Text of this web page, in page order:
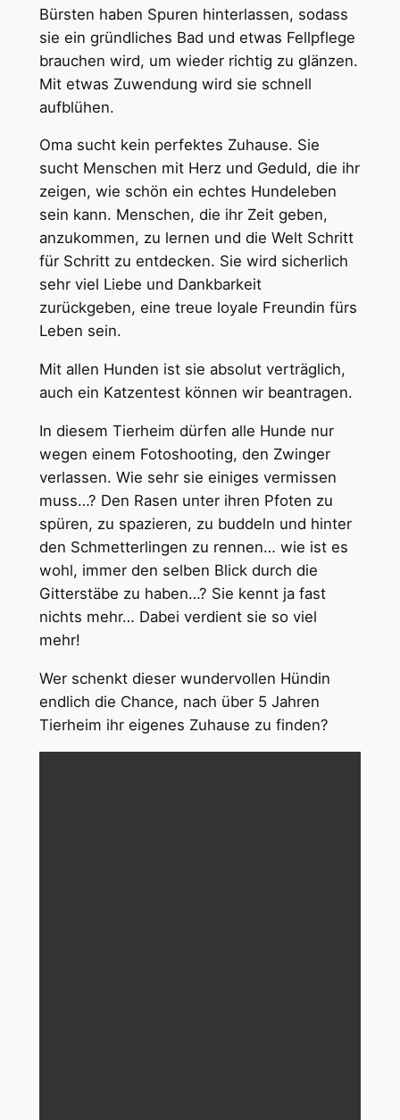
Bürsten haben Spuren hinterlassen, sodass
sie ein gründliches Bad und etwas Fellpflege
brauchen wird, um wieder richtig zu glänzen.
Mit etwas Zuwendung wird sie schnell
aufblühen.
Oma sucht kein perfektes Zuhause. Sie
sucht Menschen mit Herz und Geduld, die ihr
zeigen, wie schön ein echtes Hundeleben
sein kann. Menschen, die ihr Zeit geben,
anzukommen, zu lernen und die Welt Schritt
für Schritt zu entdecken. Sie wird sicherlich
sehr viel Liebe und Dankbarkeit
zurückgeben, eine treue loyale Freundin fürs
Leben sein.
Mit allen Hunden ist sie absolut verträglich,
auch ein Katzentest können wir beantragen.
In diesem Tierheim dürfen alle Hunde nur
wegen einem Fotoshooting, den Zwinger
verlassen. Wie sehr sie einiges vermissen
muss…? Den Rasen unter ihren Pfoten zu
spüren, zu spazieren, zu buddeln und hinter
den Schmetterlingen zu rennen… wie ist es
wohl, immer den selben Blick durch die
Gitterstäbe zu haben…? Sie kennt ja fast
nichts mehr… Dabei verdient sie so viel
mehr!
Wer schenkt dieser wundervollen Hündin
endlich die Chance, nach über 5 Jahren
Tierheim ihr eigenes Zuhause zu finden?